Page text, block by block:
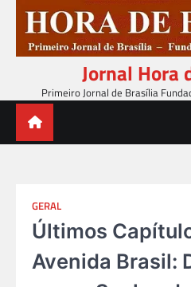
content
Jornal Hora
Primeiro Jornal de Brasília
GERAL
Últimos
Avenida Brasil: